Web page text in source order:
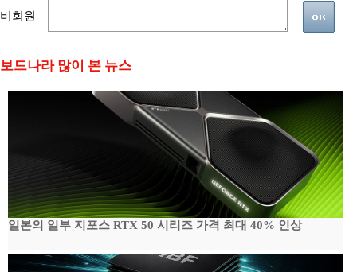
비회원
보드나라 많이 본 뉴스
일본의 일부 지포스 RTX 50 시리즈 가격 최대 40% 인상